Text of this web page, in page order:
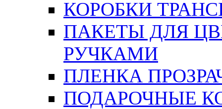
КОРОБКИ
ПАКЕТЫ ДЛЯ
РУЧКАМИ
ПЛЕНКА
ПОДАРОЧНЫЕ